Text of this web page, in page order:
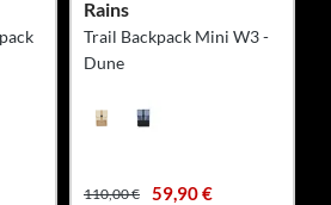
Rains
Trail Backpack Mini W3 -
Dune
110,00 € 59,90 €